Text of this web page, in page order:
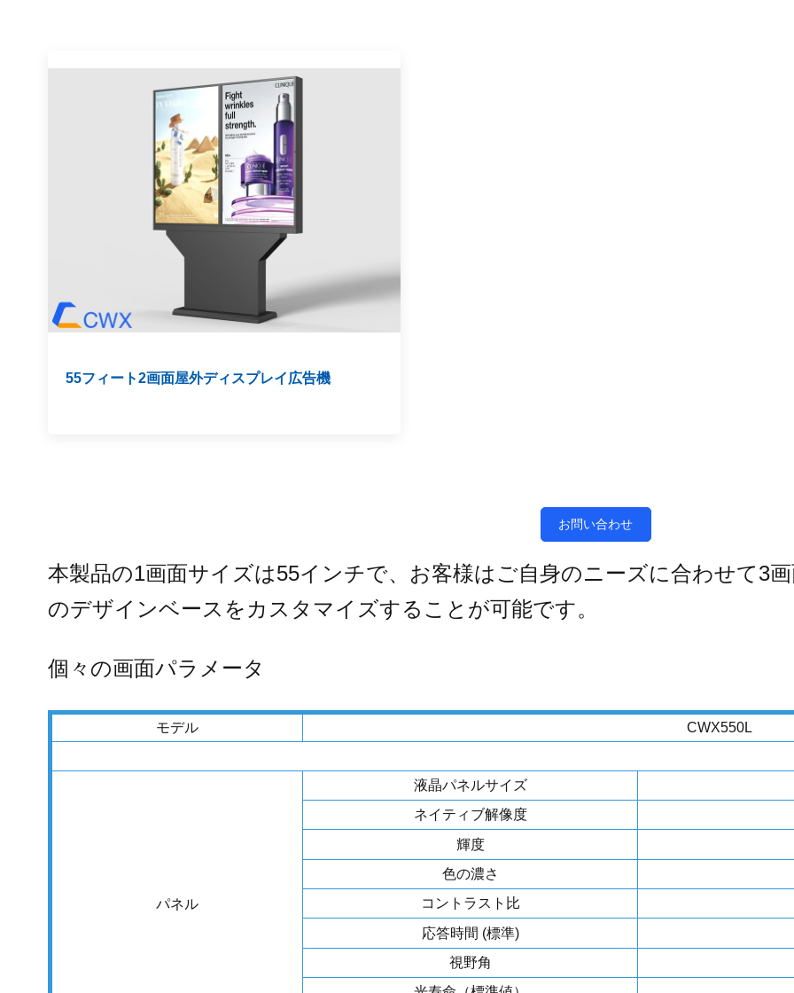
55フィート2画面屋外ディスプレイ広告機
お問い合わせ
本製品の1画面サイズは55インチで、お客様はご自身のニーズに合わせて3
のデザインベースをカスタマイズすることが可能です。
個々の画面パラメータ
モデル CWX550L
パネル
液晶パネルサイズ
ネイティブ解像度
輝度
色の濃さ
コントラスト比
応答時間 (標準)
視野角